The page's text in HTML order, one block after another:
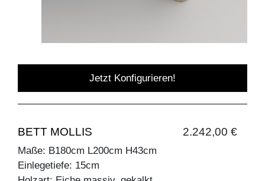
Jetzt Konfigurieren!
BETT MOLLIS 2.242,00 €
Maße: B180cm L200cm H43cm
Einlegetiefe: 15cm